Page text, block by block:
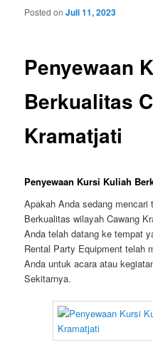
Penyewaan
Berkualitas
Kramatjati
Posted onJuli 11, 2023
Penyewaan Kursi Kuliah
Apakah Anda sedang
Berkualitas wilayah Cawang
Anda telah datang ke tempat
Rental Party Equipment telah
Anda untuk acara atau
Sekitarnya.